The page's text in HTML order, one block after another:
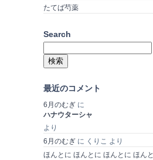
たてば芍薬
Search
索:
最近のコメント
6月のむぎ に
ハナウターシャ
より
6月のむぎ に くりこ より
ほんとに ほんとに ほんとに ほんと